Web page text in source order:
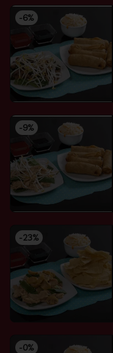
-6%
-9%
-23%
-0%